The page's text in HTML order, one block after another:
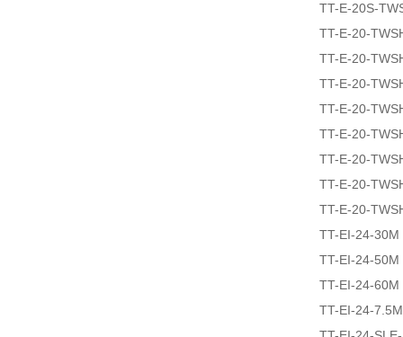
TT-E-20S-
TT-E-20-
TT-E-20-
TT-E-20-
TT-E-20-
TT-E-20-
TT-E-20-
TT-E-20-
TT-E-20-
TT-EI-24-30M
TT-EI-24-50M
TT-EI-24-60M
TT-EI-24-7.5M